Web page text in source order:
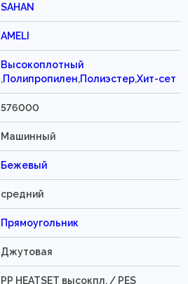
SAHAN
AMELI
Высокоплотный
,Полипропилен,Полиэстер,Хит-сет
576000
Машинный
Бежевый
средний
Прямоугольник
Джутовая
PP HEATSET высокпл. / PES